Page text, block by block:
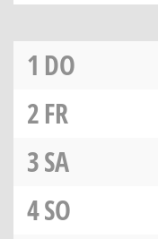
1 DO
2FR
3SA
4SO